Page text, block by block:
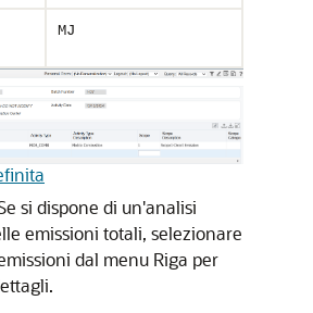
MJ
si dispone di un'analisi
emissioni totali, selezionare
dal menu Riga per